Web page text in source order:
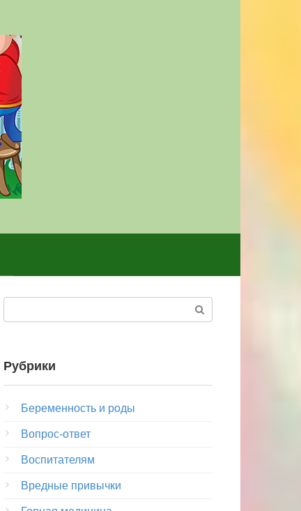
Рубрики
Беременность и роды
Вопрос-ответ
Воспитателям
Вредные привычки